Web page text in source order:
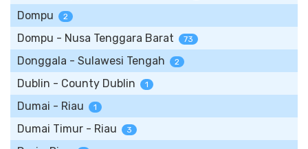
Dompu 2
Dompu - Nusa Tenggara Barat 73
Donggala - Sulawesi Tengah 2
Dublin - County Dublin 1
Dumai - Riau 1
Dumai Timur - Riau 3